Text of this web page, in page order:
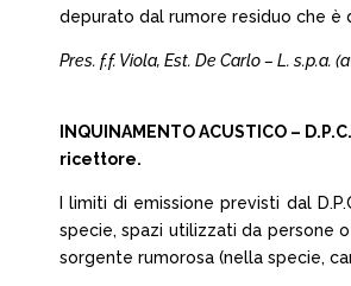
depurato dal rumore residuo che è
Pres. f.f. Viola, Est. De Carlo – L. s.p.a.
INQUINAMENTO ACUSTICO –
ricettore.
I limiti di emissione previsti dal
specie, spazi utilizzati da persone
sorgente rumorosa (nella specie,